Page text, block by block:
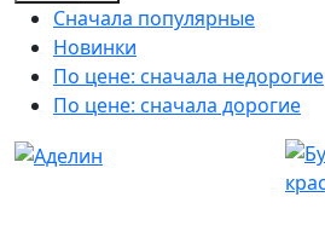
Сначала популярные
Новинки
По цене: сначала недорогие
По цене: сначала дорогие